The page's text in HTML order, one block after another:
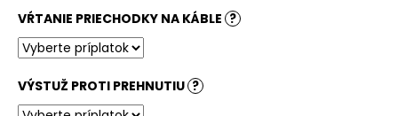
VŔTANIE PRIECHODKY NA KÁBLE ?
VÝSTUŽ PROTI PREHNUTIU ?